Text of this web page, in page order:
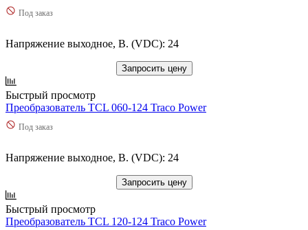
Под заказ
Напряжение выходное, В. (VDC): 24
Запросить цену
Быстрый просмотр
Преобразователь TCL 060-124 Traco Power
Под заказ
Напряжение выходное, В. (VDC): 24
Запросить цену
Быстрый просмотр
Преобразователь TCL 120-124 Traco Power